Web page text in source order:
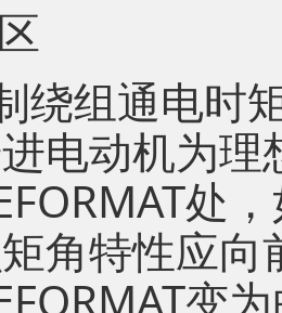
绕组通电时
电动机为
处
角特性应
变